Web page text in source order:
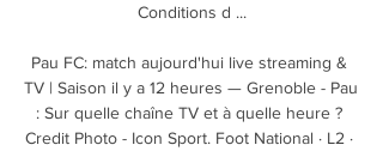
Conditions d ...
Pau FC: match aujourd'hui live streaming &
TV | Saison il y a 12 heures — Grenoble - Pau
: Sur quelle chaîne TV et à quelle heure ?
Credit Photo - Icon Sport. Foot National · L2 ·